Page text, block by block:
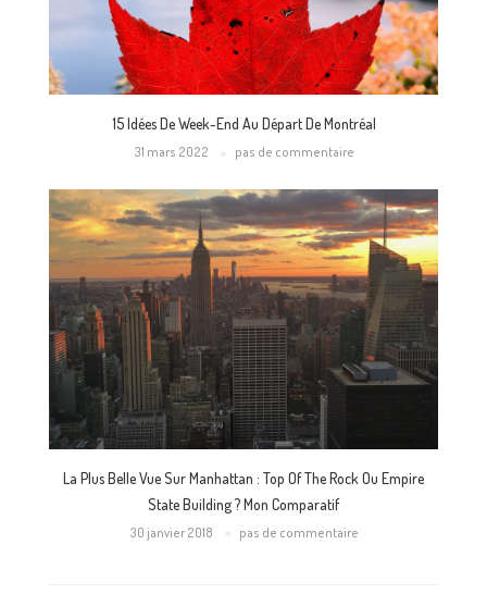
15 Idées De Week-End Au Départ De Montréal
31 mars 2022 pas de commentaire
La Plus Belle Vue Sur Manhattan : Top Of The Rock Ou Empire
State Building ? Mon Comparatif
30 janvier 2018 pas de commentaire